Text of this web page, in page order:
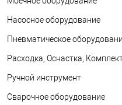
Насосное оборудование
Пневматическое
Расходка, Оснастка,
Ручной инструмент
Сварочное оборудование